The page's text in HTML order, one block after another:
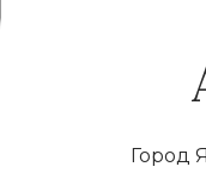
Город